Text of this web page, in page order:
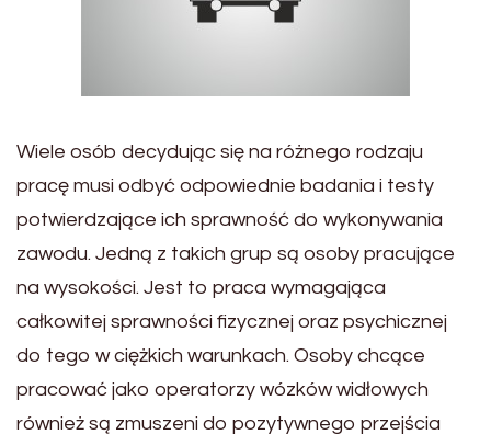
Wiele osób decydując się na różnego rodzaju
pracę musi odbyć odpowiednie badania i testy
potwierdzające ich sprawność do wykonywania
zawodu. Jedną z takich grup są osoby pracujące
na wysokości. Jest to praca wymagająca
całkowitej sprawności fizycznej oraz psychicznej
do tego w ciężkich warunkach. Osoby chcące
pracować jako operatorzy wózków widłowych
również są zmuszeni do pozytywnego przejścia